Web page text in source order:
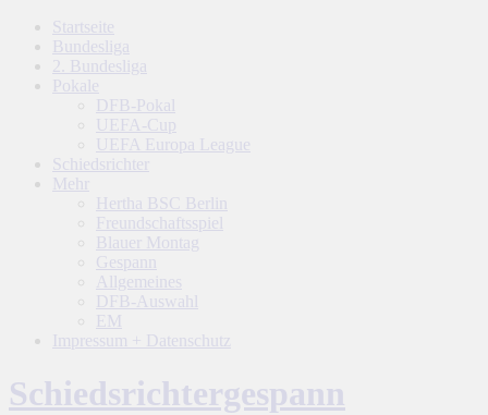
Startseite
Bundesliga
2. Bundesliga
Pokale
DFB-Pokal
UEFA-Cup
UEFA Europa League
Schiedsrichter
Mehr
Hertha BSC Berlin
Freundschaftsspiel
Blauer Montag
Gespann
Allgemeines
DFB-Auswahl
EM
Impressum + Datenschutz
Schiedsrichtergespann